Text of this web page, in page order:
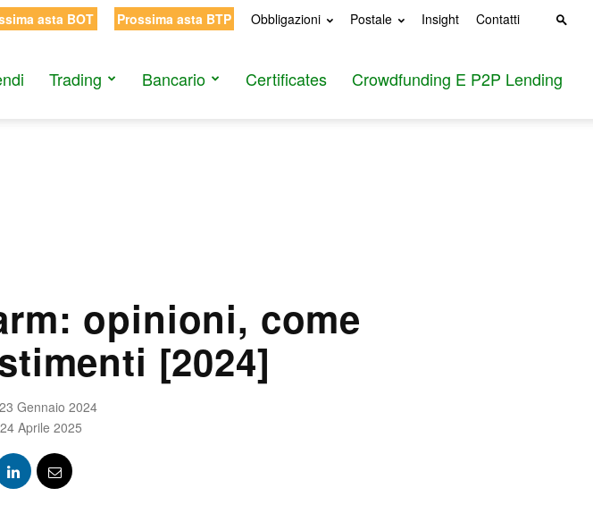
asta BOT Prossima asta BTP Obbligazioni Postale Insight Contatti
Trading Bancario Certificates Crowdfunding E P2P Lending
opinioni, come
[2024]
23 Gennaio 2024
24 Aprile 2025